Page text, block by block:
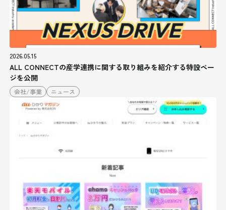
2026.05.15
ALL CONNECTの産学連携に関する取り組みを紹介する特設ペー
ジを公開
会社/事業 ニュース